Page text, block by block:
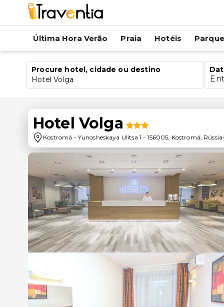
Última Hora Verão Praia Hotéis
Procure hotel, cidade ou destino
Hotel Volga
Hotel Volga
Kostromá - Yunosheskaya Ulitsa 1 -156005, Kostromá, Rússia-